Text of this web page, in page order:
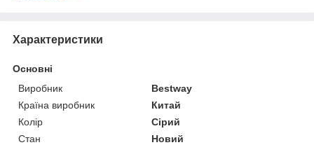
Характеристики
Основні
Виробник
Bestway
Країна виробник
Китай
Колір
Сірий
Стан
Новий